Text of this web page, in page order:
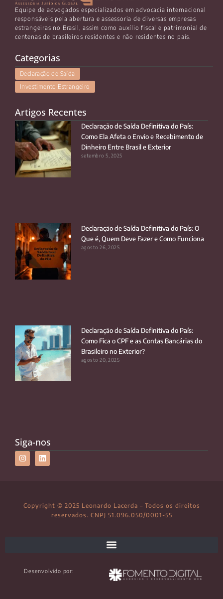
Equipe de advogados especializados em advocacia internacional
responsáveis pela abertura e assessoria de diversas empresas
estrangeiras no Brasil, assim como auxílio fiscal e patrimonial de
centenas de brasileiros residentes e não residentes no país.
Categorias
Declaração de Saída
Investimento Estrangeiro
Artigos Recentes
Declaração de Saída Definitiva do País:
Como Ela Afeta o Envio e Recebimento de
Dinheiro Entre Brasil e Exterior
setembro 5, 2025
Declaração de Saída Definitiva do País: O
Que é, Quem Deve Fazer e Como Funciona
agosto 26, 2025
Declaração de Saída Definitiva do País:
Como Fica o CPF e as Contas Bancárias do
Brasileiro no Exterior?
agosto 20, 2025
Siga-nos
Copyright © 2025 Leonardo Lacerda – Todos os direitos
reservados. CNPJ 51.096.050/0001-55
Desenvolvido por: